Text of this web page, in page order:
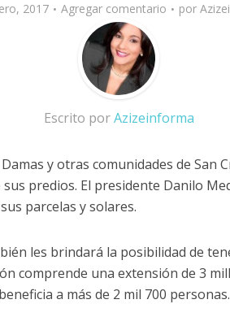
2017 Agregar comentario por
Escrito porAzizeinforma
y otras comunidades de San
predios. El presidente Danilo
parcelas y solares.
les brindará la posibilidad de
comprende una extensión de 3
a más de 2 mil 700 personas.